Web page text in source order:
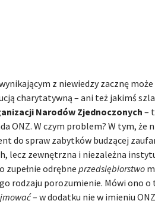
z niewiedzy zacznę może
charytatywną – ani też jakimś
Narodów Zjednoczonych –
ONZ. W czym problem? W tym, że
do spraw zabytków budzącej
lecz zewnętrzna i niezależna
zupełnie odrębne przedsiębiorstwo
rodzaju porozumienie. Mówi ono o
– w dodatku nie w imieniu